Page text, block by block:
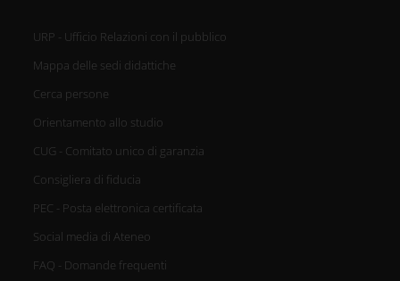
URP - Ufficio Relazioni con il pubblico
Mappa delle sedi didattiche
Cerca persone
Orientamento allo studio
CUG - Comitato unico di garanzia
Consigliera di fiducia
PEC - Posta elettronica certificata
Social media di Ateneo
FAQ - Domande frequenti